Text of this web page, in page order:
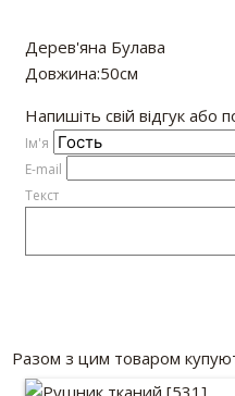
Дерев'яна Булава
Довжина:50см
Напишіть свій відгук або
Iм'я
E-mail
Текст
Разом з цим товаром